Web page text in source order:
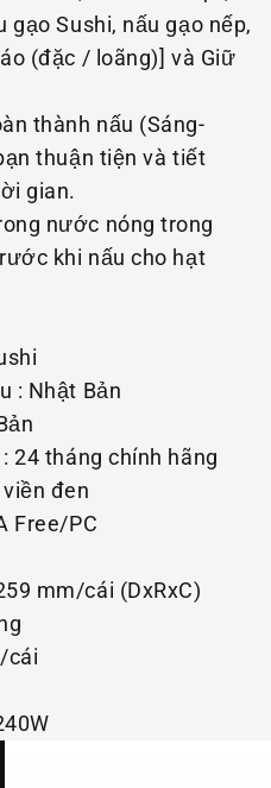
gạo Sushi, nấu gạo nếp,
(đặc / loãng)] và Giữ
thành nấu (Sáng-
thuận tiện và tiết
gian.
nước nóng trong
khi nấu cho hạt
: Nhật Bản
24 tháng chính hãng
đen
Free/PC
mm/cái (DxRxC)
cái